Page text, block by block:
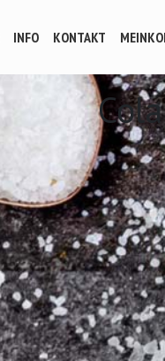
INFO KONTAKT